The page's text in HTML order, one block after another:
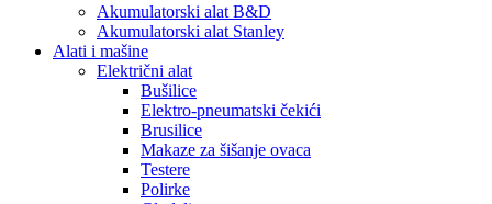
Akumulatorski alat B&D
Akumulatorski alat Stanley
Alati i mašine
Električni alat
Bušilice
Elektro-pneumatski čekići
Brusilice
Makaze za šišanje ovaca
Testere
Polirke